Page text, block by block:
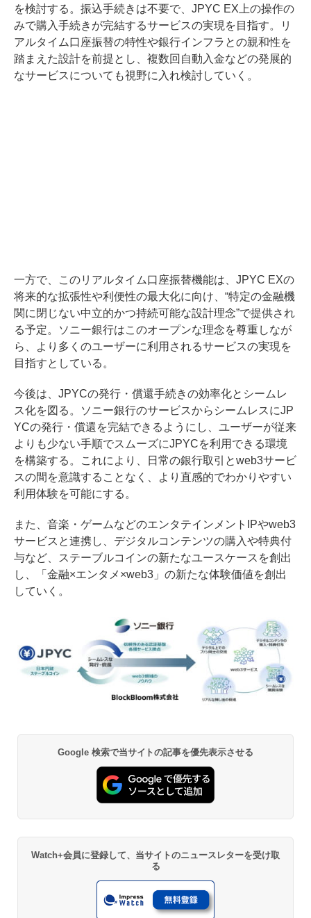
を検討する。振込手続きは不要で、JPYC EX上の操作の
みで購入手続きが完結するサービスの実現を目指す。リ
アルタイム口座振替の特性や銀行インフラとの親和性を
踏まえた設計を前提とし、複数回自動入金などの発展的
なサービスについても視野に入れ検討していく。
一方で、このリアルタイム口座振替機能は、JPYC EXの
将来的な拡張性や利便性の最大化に向け、“特定の金融機
関に閉じない中立的かつ持続可能な設計理念”で提供され
る予定。ソニー銀行はこのオープンな理念を尊重しなが
ら、より多くのユーザーに利用されるサービスの実現を
目指すとしている。
今後は、JPYCの発行・償還手続きの効率化とシームレ
ス化を図る。ソニー銀行のサービスからシームレスにJP
YCの発行・償還を完結できるようにし、ユーザーが従来
よりも少ない手順でスムーズにJPYCを利用できる環境
を構築する。これにより、日常の銀行取引とweb3サービ
スの間を意識することなく、より直感的でわかりやすい
利用体験を可能にする。
また、音楽・ゲームなどのエンタテインメントIPやweb3
サービスと連携し、デジタルコンテンツの購入や特典付
与など、ステーブルコインの新たなユースケースを創出
し、「金融×エンタメ×web3」の新たな体験価値を創出
していく。
Google 検索で当サイトの記事を優先表示させる
Watch+会員に登録して、当サイトのニュースレターを受け取
る